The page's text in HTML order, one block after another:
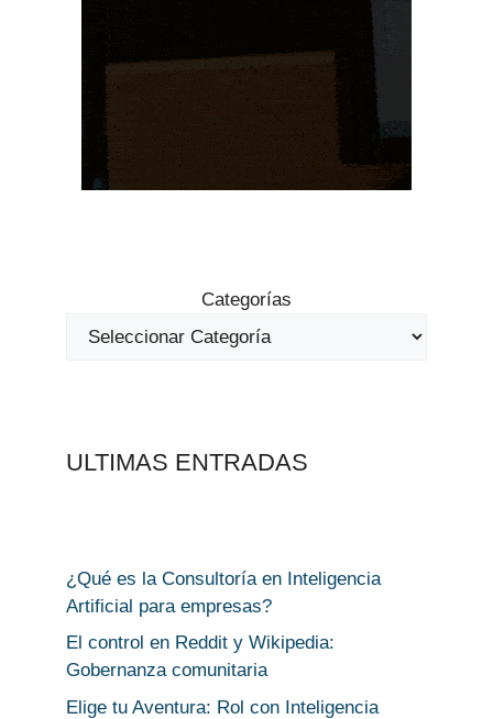
Categorías
ULTIMAS ENTRADAS
¿Qué es la Consultoría en Inteligencia
Artificial para empresas?
El control en Reddit y Wikipedia:
Gobernanza comunitaria
Elige tu Aventura: Rol con Inteligencia